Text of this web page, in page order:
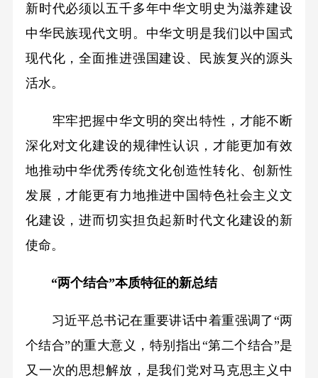
新时代必须以五千多年中华文明史为滋养建设
中华民族现代文明。中华文明是我们以中国式
现代化，全面推进强国建设、民族复兴的源头
活水。
牢牢把握中华文明的突出特性，才能不断
深化对文化建设的规律性认识，才能更加有效
地推动中华优秀传统文化创造性转化、创新性
发展，才能更有力地推进中国特色社会主义文
化建设，进而切实担负起新时代文化建设的新
使命。
“两个结合”本质特征的新总结
习近平总书记在重要讲话中着重强调了“两
个结合”的重大意义，特别指出“第二个结合”是
又一次的思想解放，是我们党对马克思主义中